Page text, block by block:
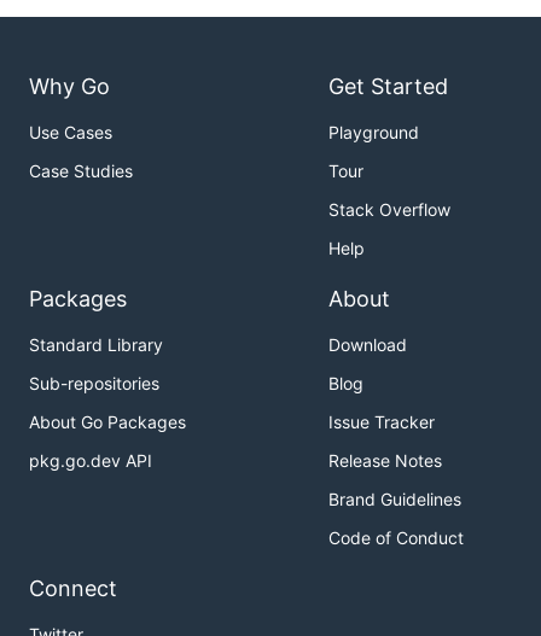
Why Go
Use Cases
Case Studies
Get Started
Playground
Tour
Stack Overflow
Help
Packages
Standard Library
Sub-repositories
About Go Packages
pkg.go.dev API
About
Download
Blog
Issue Tracker
Release Notes
Brand Guidelines
Code of Conduct
Connect